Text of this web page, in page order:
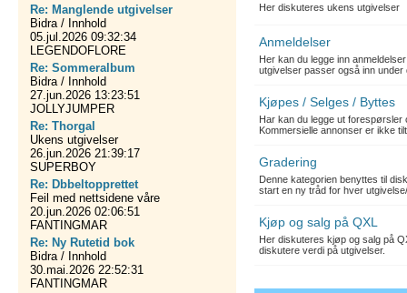
Re: Manglende utgivelser
Bidra / Innhold
05.jul.2026 09:32:34
LEGENDOFLORE
Re: Sommeralbum
Bidra / Innhold
27.jun.2026 13:23:51
JOLLYJUMPER
Re: Thorgal
Ukens utgivelser
26.jun.2026 21:39:17
SUPERBOY
Re: Dbbeltopprettet
Feil med nettsidene våre
20.jun.2026 02:06:51
FANTINGMAR
Re: Ny Rutetid bok
Bidra / Innhold
30.mai.2026 22:52:31
FANTINGMAR
Her diskuteres ukens utgivelser
Anmeldelser
Her kan du legge inn
utgivelser passer også inn under
Kjøpes / Selges / Byttes
Har kan du legge ut forespørsler
Kommersielle annonser er ikke
Gradering
Denne kategorien benyttes til
start en ny tråd for hver
Kjøp og salg på QXL
Her diskuteres kjøp og salg på
diskutere verdi på utgivelser.